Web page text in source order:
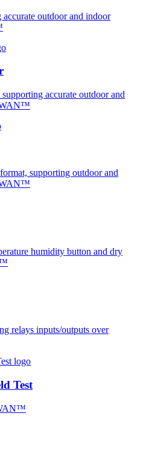
outdoor and indoor
accurate outdoor and
supporting outdoor and
humidity button and dry
relays inputs/outputs over
Test